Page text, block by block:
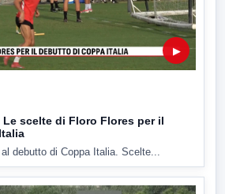
▶
scelte di Floro Flores per il
al debutto di Coppa Italia. Scelte...